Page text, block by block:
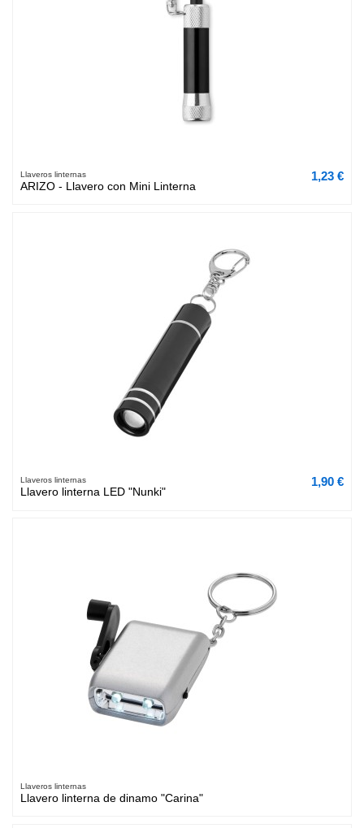
Llaveros linternas
ARIZO - Llavero con Mini Linterna
1,23 €
Llaveros linternas
Llavero linterna LED "Nunki"
1,90 €
Llaveros linternas
Llavero linterna de dinamo "Carina"